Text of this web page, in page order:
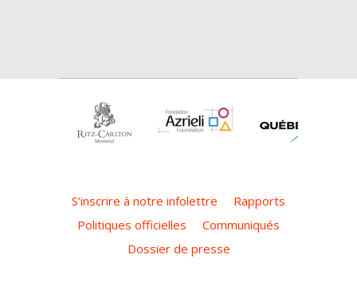
S’inscrire à notre infolettre
Rapports
Politiques officielles
Communiqués
Dossier de presse